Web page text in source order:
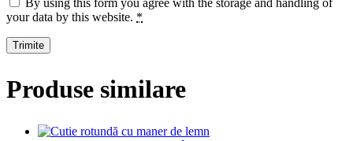
By using this form you agree with the storage and handling of
your data by this website. *
Produse similare